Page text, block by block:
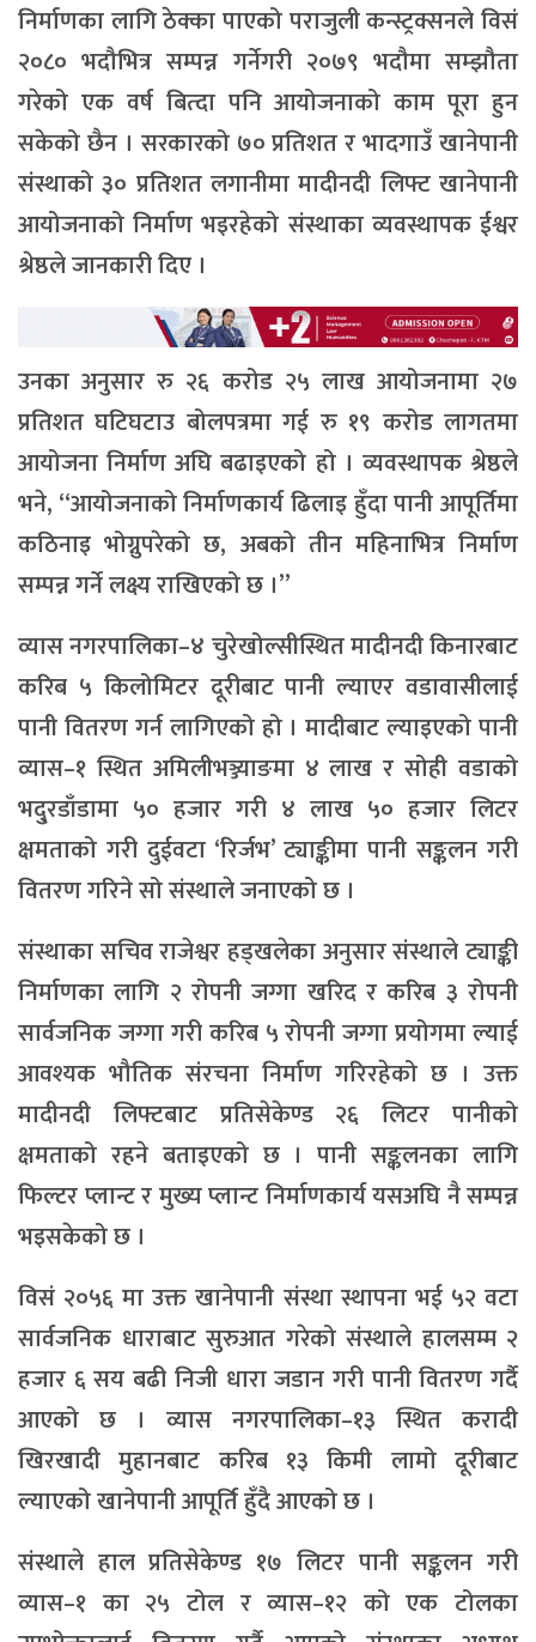
निर्माणका लागि ठेक्का पाएको पराजुली कन्स्ट्रक्सनले विसं
२०८० भदौभित्र सम्पन्न गर्नेगरी २०७९ भदौमा सम्झौता
गरेको एक वर्ष बित्दा पनि आयोजनाको काम पूरा हुन
सकेको छैन । सरकारको ७० प्रतिशत र भादगाउँ खानेपानी
संस्थाको ३० प्रतिशत लगानीमा मादीनदी लिफ्ट खानेपानी
आयोजनाको निर्माण भइरहेको संस्थाका व्यवस्थापक ईश्वर
श्रेष्ठले जानकारी दिए ।
उनका अनुसार रु २६ करोड २५ लाख आयोजनामा २७
प्रतिशत घटिघटाउ बोलपत्रमा गई रु १९ करोड लागतमा
आयोजना निर्माण अघि बढाइएको हो । व्यवस्थापक श्रेष्ठले
भने, “आयोजनाको निर्माणकार्य ढिलाइ हुँदा पानी आपूर्तिमा
कठिनाइ भोग्नुपरेको छ, अबको तीन महिनाभित्र निर्माण
सम्पन्न गर्ने लक्ष्य राखिएको छ ।”
व्यास नगरपालिका–४ चुरेखोल्सीस्थित मादीनदी किनारबाट
करिब ५ किलोमिटर दूरीबाट पानी ल्याएर वडावासीलाई
पानी वितरण गर्न लागिएको हो । मादीबाट ल्याइएको पानी
व्यास–१ स्थित अमिलीभञ्ज्याङमा ४ लाख र सोही वडाको
भदु्रडाँडामा ५० हजार गरी ४ लाख ५० हजार लिटर
क्षमताको गरी दुईवटा ‘रिर्जभ’ ट्याङ्कीमा पानी सङ्कलन गरी
वितरण गरिने सो संस्थाले जनाएको छ ।
संस्थाका सचिव राजेश्वर हड्खलेका अनुसार संस्थाले ट्याङ्की
निर्माणका लागि २ रोपनी जग्गा खरिद र करिब ३ रोपनी
सार्वजनिक जग्गा गरी करिब ५ रोपनी जग्गा प्रयोगमा ल्याई
आवश्यक भौतिक संरचना निर्माण गरिरहेको छ । उक्त
मादीनदी लिफ्टबाट प्रतिसेकेण्ड २६ लिटर पानीको
क्षमताको रहने बताइएको छ । पानी सङ्कलनका लागि
फिल्टर प्लान्ट र मुख्य प्लान्ट निर्माणकार्य यसअघि नै सम्पन्न
भइसकेको छ ।
विसं २०५६ मा उक्त खानेपानी संस्था स्थापना भई ५२ वटा
सार्वजनिक धाराबाट सुरुआत गरेको संस्थाले हालसम्म २
हजार ६ सय बढी निजी धारा जडान गरी पानी वितरण गर्दै
आएको छ । व्यास नगरपालिका–१३ स्थित करादी
खिरखादी मुहानबाट करिब १३ किमी लामो दूरीबाट
ल्याएको खानेपानी आपूर्ति हुँदै आएको छ ।
संस्थाले हाल प्रतिसेकेण्ड १७ लिटर पानी सङ्कलन गरी
व्यास–१ का २५ टोल र व्यास–१२ को एक टोलका